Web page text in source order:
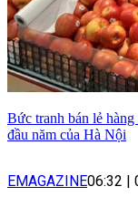
Bức tranh bán lẻ
đầu năm của Hà Nội
EMAGAZINE06:32 |